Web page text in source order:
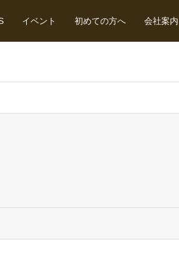
イベント 初めての方へ 会社案内